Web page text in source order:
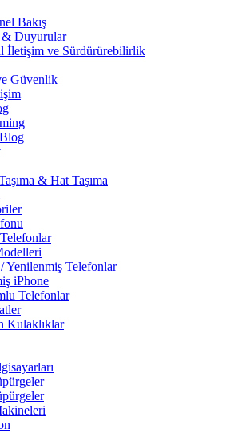
Bakış
& Duyurular
İletişim ve Sürdürürebilirlik
Güvenlik
& Hat Taşıma
Yenilenmiş Telefonlar
iPhone
Telefonlar
Kulaklıklar